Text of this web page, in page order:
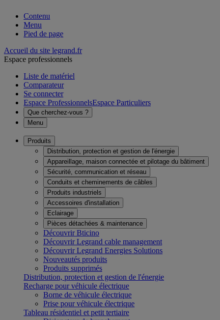
Contenu
Menu
Pied de page
Accueil du site legrand.fr
Espace professionnels
Liste de matériel
Comparateur
Se connecter
Espace ProfessionnelsEspace Particuliers
Que cherchez-vous ?
Menu
Produits
Distribution, protection et gestion de l'énergie
Appareillage, maison connectée et pilotage du bâtiment
Sécurité, communication et réseau
Conduits et cheminements de câbles
Produits industriels
Accessoires d'installation
Eclairage
Pièces détachées & maintenance
Découvrir Bticino
Découvrir Legrand cable management
Découvrir Legrand Energies Solutions
Nouveautés produits
Produits supprimés
Distribution, protection et gestion de l'énergie
Recharge pour véhicule électrique
Borne de véhicule électrique
Prise pour véhicule électrique
Tableau résidentiel et petit tertiaire